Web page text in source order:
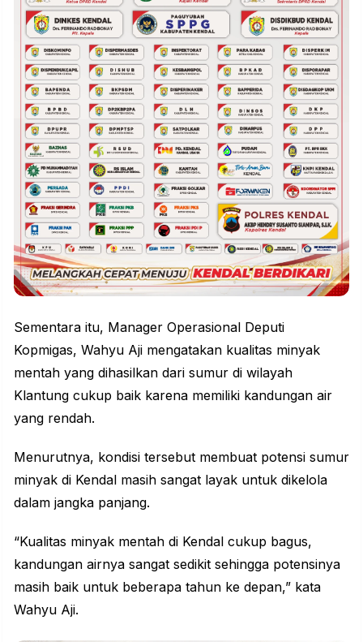
Sementara itu, Manager Operasional Deputi
Kopmigas, Wahyu Aji mengatakan kualitas minyak
mentah yang dihasilkan dari sumur di wilayah
Klantung cukup baik karena memiliki kandungan air
yang rendah.
Menurutnya, kondisi tersebut membuat potensi sumur
minyak di Kendal masih sangat layak untuk dikelola
dalam jangka panjang.
“Kualitas minyak mentah di Kendal cukup bagus,
kandungan airnya sangat sedikit sehingga potensinya
masih baik untuk beberapa tahun ke depan,” kata
Wahyu Aji.